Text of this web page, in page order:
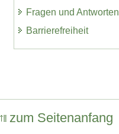
Fragen und Antworten
Barrierefreiheit
zum Seitenanfang